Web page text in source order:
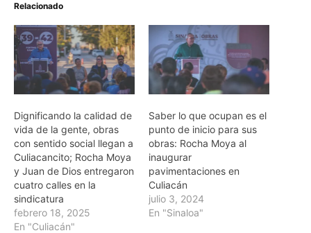
Relacionado
Dignificando la calidad de
vida de la gente, obras
con sentido social llegan a
Culiacancito; Rocha Moya
y Juan de Dios entregaron
cuatro calles en la
sindicatura
febrero 18, 2025
En "Culiacán"
Saber lo que ocupan es el
punto de inicio para sus
obras: Rocha Moya al
inaugurar
pavimentaciones en
Culiacán
julio 3, 2024
En "Sinaloa"